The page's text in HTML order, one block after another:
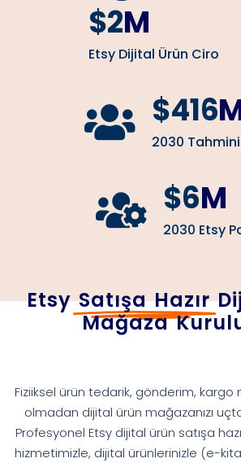
$2M
Etsy Dijital Ürün Ciro
$416
2030
$6M
2030 Etsy
Etsy Satışa Hazır
Mağaza
Fiziiksel ürün tedarik, gönderim,
olmadan dijital ürün mağazanızı
Profesyonel Etsy dijital ürün satışa
hizmetimizle, dijital ürünlerinizle (e-